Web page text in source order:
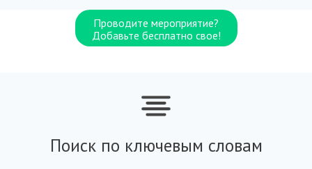
Проводите мероприятие?
Добавьте бесплатно свое!
Поиск по ключевым словам